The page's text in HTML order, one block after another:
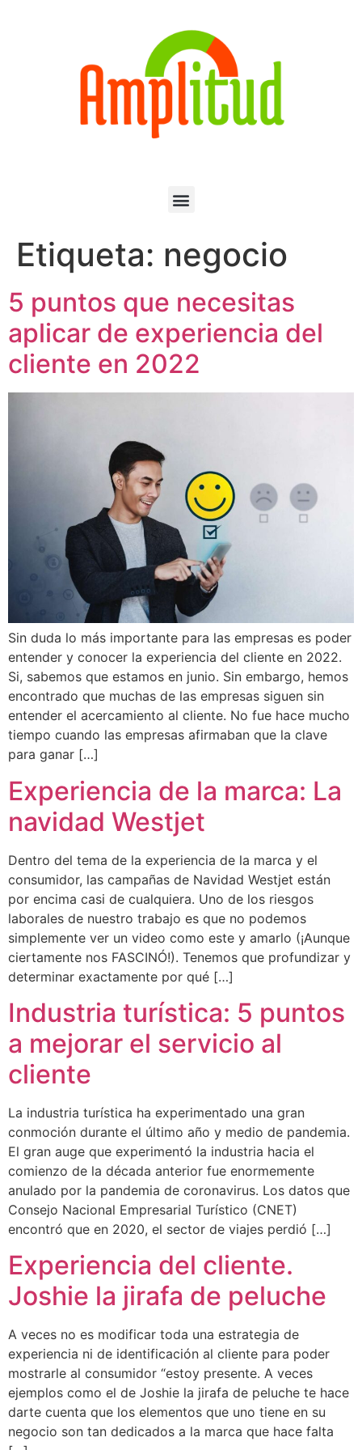
Etiqueta: negocio
5 puntos que necesitas
aplicar de experiencia del
cliente en 2022
Sin duda lo más importante para las empresas es poder
entender y conocer la experiencia del cliente en 2022.
Si, sabemos que estamos en junio. Sin embargo, hemos
encontrado que muchas de las empresas siguen sin
entender el acercamiento al cliente. No fue hace mucho
tiempo cuando las empresas afirmaban que la clave
para ganar […]
Experiencia de la marca: La
navidad Westjet
Dentro del tema de la experiencia de la marca y el
consumidor, las campañas de Navidad Westjet están
por encima casi de cualquiera. Uno de los riesgos
laborales de nuestro trabajo es que no podemos
simplemente ver un video como este y amarlo (¡Aunque
ciertamente nos FASCINÓ!). Tenemos que profundizar y
determinar exactamente por qué […]
Industria turística: 5 puntos
a mejorar el servicio al
cliente
La industria turística ha experimentado una gran
conmoción durante el último año y medio de pandemia.
El gran auge que experimentó la industria hacia el
comienzo de la década anterior fue enormemente
anulado por la pandemia de coronavirus. Los datos que
Consejo Nacional Empresarial Turístico (CNET)
encontró que en 2020, el sector de viajes perdió […]
Experiencia del cliente.
Joshie la jirafa de peluche
A veces no es modificar toda una estrategia de
experiencia ni de identificación al cliente para poder
mostrarle al consumidor “estoy presente. A veces
ejemplos como el de Joshie la jirafa de peluche te hace
darte cuenta que los elementos que uno tiene en su
negocio son tan dedicados a la marca que hace falta